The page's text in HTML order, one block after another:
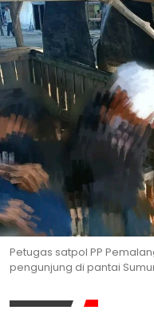
Petugas satpol PP
pengunjung di pantai